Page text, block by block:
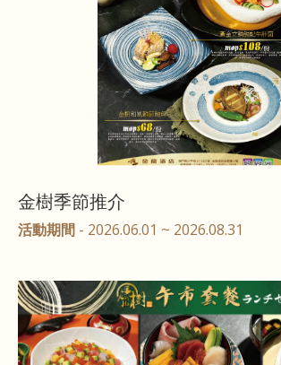
金樹季節推介
活動期間 - 2026.06.01 ~ 2026.08.31